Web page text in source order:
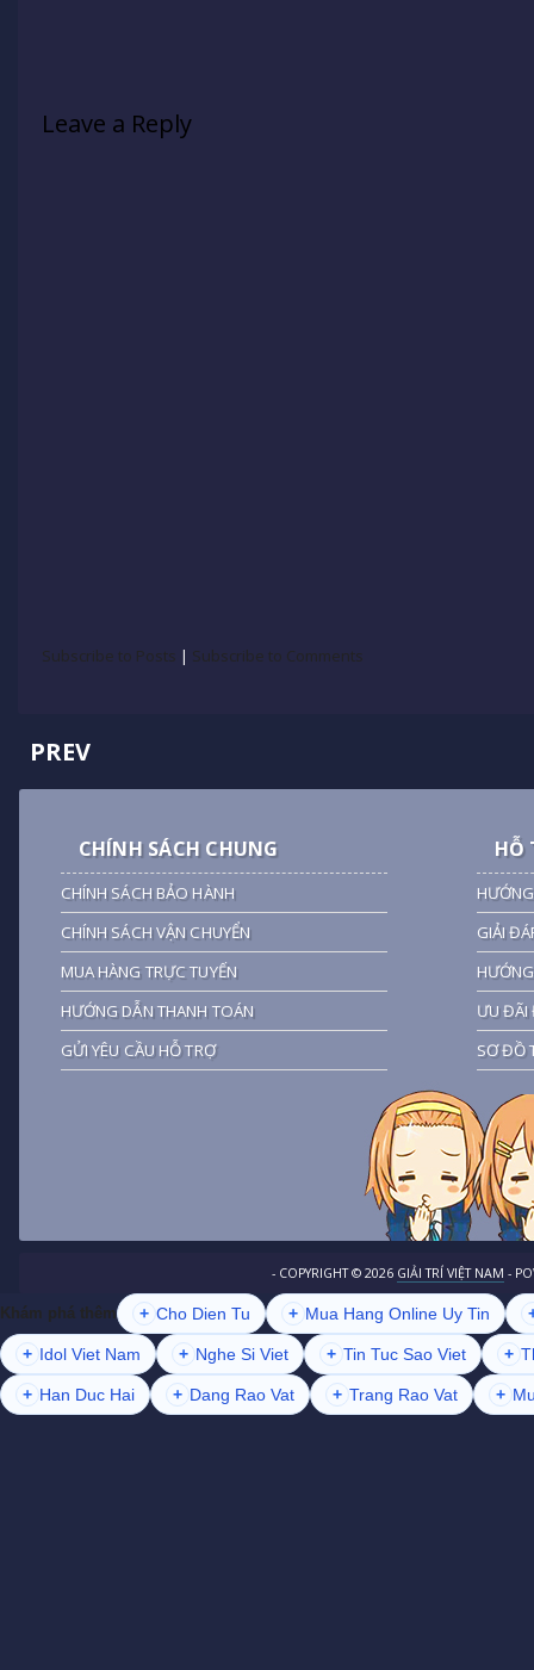
Leave a Reply
Subscribe to Posts | Subscribe to Comments
PREV
CHÍNH SÁCH CHUNG
CHÍNH SÁCH BẢO HÀNH
CHÍNH SÁCH VẬN CHUYỂN
MUA HÀNG TRỰC TUYẾN
HƯỚNG DẪN THANH TOÁN
GỬI YÊU CẦU HỖ TRỢ
HỖ
GIẢI
ƯU ĐÃI
SƠ ĐỒ
- COPYRIGHT © 2026 GIẢI TRÍ VIỆT NAM -
Khám phá thêm + Cho Dien Tu + Mua Hang Online Uy Tin
+ Idol Viet Nam + Nghe Si Viet + Tin Tuc Sao Viet +
+ Han Duc Hai + Dang Rao Vat + Trang Rao Vat +